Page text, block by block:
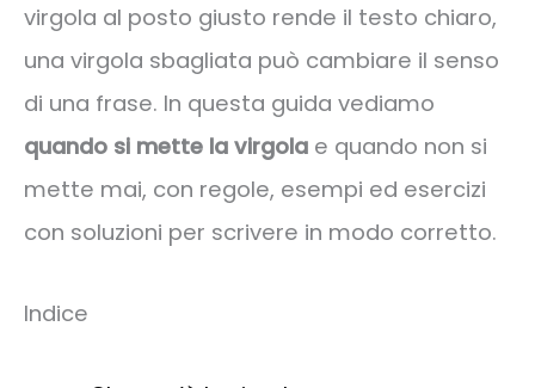
virgola al posto giusto rende il testo chiaro,
una virgola sbagliata può cambiare il senso
di una frase. In questa guida vediamo
quando si mette la virgola e quando non si
mette mai, con regole, esempi ed esercizi
con soluzioni per scrivere in modo corretto.
Indice